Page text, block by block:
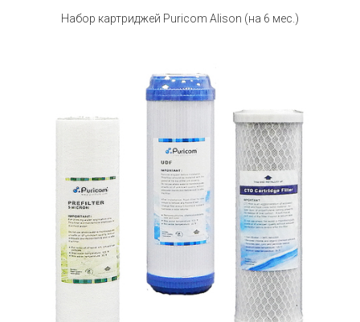
Набор картриджей Puricom Alison (на 6 мес.)